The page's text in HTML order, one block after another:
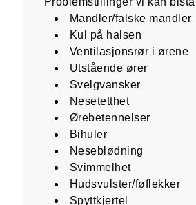
Mandler/falske mandler
Kul på halsen
Ventilasjonsrør i ørene
Utstående ører
Svelgvansker
Nesetetthet
Ørebetennelser
Bihuler
Neseblødning
Svimmelhet
Hudsvulster/føflekker
Spyttkjertel